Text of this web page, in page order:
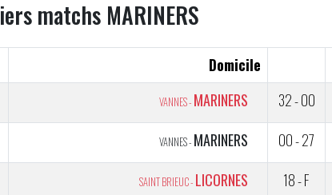
matchs MARINERS
Domicile
VANNES - MARINERS 32 - 00
VANNES - MARINERS 00 - 27
SAINT BRIEUC - LICORNES 18 - F